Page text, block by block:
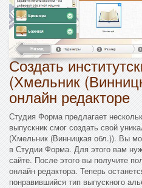
Создать
(Хмельник
онлайн редакторе
Студия Форма предлагает
выпускник смог создать свой
(Хмельник (Винницкая обл.)). Вы
в Студии Форма. Для этого вам
сайте. После этого вы получите
онлайн редактора. Теперь
понравившийся тип выпускного